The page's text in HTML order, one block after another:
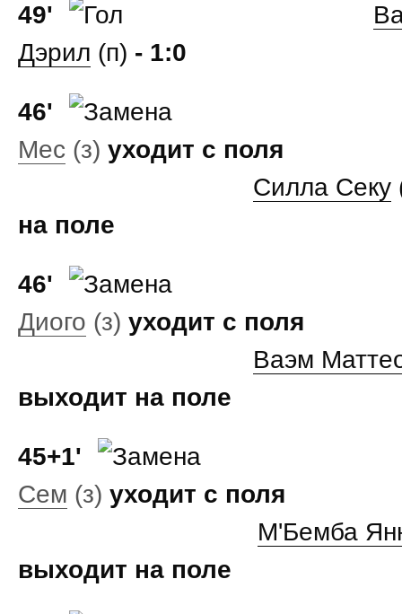
49'
Дэрил (п) - 1:0
46'
Мес (з) уходит с поля
Силла Секу
на поле
46'
Диого (з) уходит с поля
Ваэм
выходит на поле
45+1'
Сем (з) уходит с поля
М'Бемба
выходит на поле